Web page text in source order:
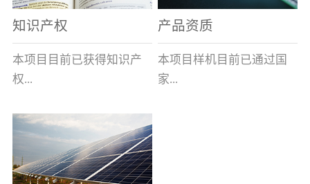
示适用于高海拔产品,即H1
表示大于1000米小于等于
米小于等于3000米，H3表
示大于3000米小于等于
资源的充...
知识产权
本项目目前已获得知识产
权...
8项，其中发明专利2项，
实用新型专利6项。目前低
压事业部拿到三项专利。
产品资质
本项目样机目前已通过国
家...